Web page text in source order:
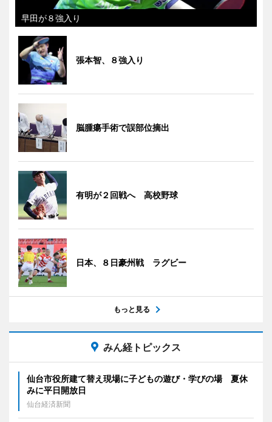
早田が８強入り
張本智、８強入り
脳腫瘍手術で誤部位摘出
有明が２回戦へ 高校野球
日本、８日豪州戦 ラグビー
もっと見る
みん経トピックス
仙台市役所建て替え現場に子どもの遊び・学びの場 夏休
みに平日開放日
仙台経済新聞